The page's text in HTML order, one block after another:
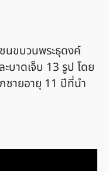
นขบวนพระธุดงค์
บาดเจ็บ 13 รูป โดย
ชายอายุ 11 ปีที่นำ